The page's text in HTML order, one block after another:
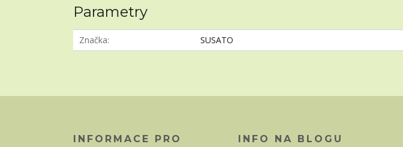
Parametry
Značka SUSATO
INFORMACE PRO
INFO NA BLOGU